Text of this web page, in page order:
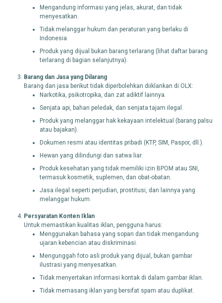
Mengandung informasi yang jelas, akurat, dan tidak
menyesatkan.
Tidak melanggar hukum dan peraturan yang berlaku di
Indonesia.
Produk yang dijual bukan barang terlarang (lihat daftar barang
terlarang di bagian selanjutnya).
Barang dan Jasa yang Dilarang
Barang dan jasa berikut tidak diperbolehkan diiklankan di OLX:
Narkotika, psikotropika, dan zat adiktif lainnya.
Senjata api, bahan peledak, dan senjata tajam ilegal.
Produk yang melanggar hak kekayaan intelektual (barang palsu
atau bajakan).
Dokumen resmi atau identitas pribadi (KTP, SIM, Paspor, dll.).
Hewan yang dilindungi dan satwa liar.
Produk kesehatan yang tidak memiliki izin BPOM atau SNI,
termasuk kosmetik, suplemen, dan obat-obatan.
Jasa ilegal seperti perjudian, prostitusi, dan lainnya yang
melanggar hukum.
Persyaratan Konten Iklan
Untuk memastikan kualitas iklan, pengguna harus:
Menggunakan bahasa yang sopan dan tidak mengandung
ujaran kebencian atau diskriminasi.
Mengunggah foto asli produk yang dijual, bukan gambar
ilustrasi yang menyesatkan.
Tidak menyertakan informasi kontak di dalam gambar iklan.
Tidak memasang iklan yang bersifat spam atau duplikat.